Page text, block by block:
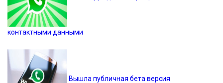
контактными данными
Вышла публичная бета версия